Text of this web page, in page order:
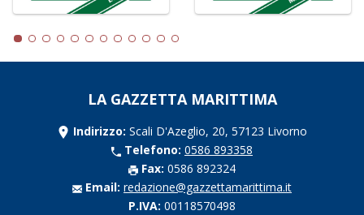
LA GAZZETTA MARITTIMA
Indirizzo: Scali D'Azeglio, 20, 57123 Livorno
Telefono: 0586 893358
Fax: 0586 892324
Email: redazione@gazzettamarittima.it
P.IVA: 00118570498